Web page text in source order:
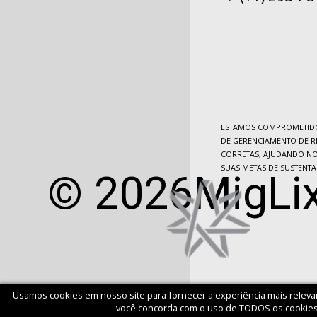
©
ESTAMOS
DE GERENCIAMENTO DE
CORRETAS, AJUDANDO
SUAS METAS DE
Usamos cookies em nosso site para fornecer a experiência mais
você concorda com o uso de TODOS os